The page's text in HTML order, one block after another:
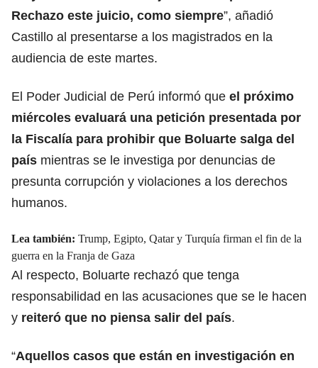
Rechazo este juicio, como siempre”, añadió
Castillo al presentarse a los magistrados en la
audiencia de este martes.
El Poder Judicial de Perú informó que el próximo
miércoles evaluará una petición presentada por
la Fiscalía para prohibir que Boluarte salga del
país mientras se le investiga por denuncias de
presunta corrupción y violaciones a los derechos
humanos.
Lea también: Trump, Egipto, Qatar y Turquía firman el fin de la
guerra en la Franja de Gaza
Al respecto, Boluarte rechazó que tenga
responsabilidad en las acusaciones que se le hacen
y reiteró que no piensa salir del país.
“Aquellos casos que están en investigación en